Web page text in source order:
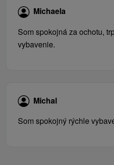
Michaela
Som spokojná za ochotu,
vybavenie.
Michal
Som spokojný rýchle